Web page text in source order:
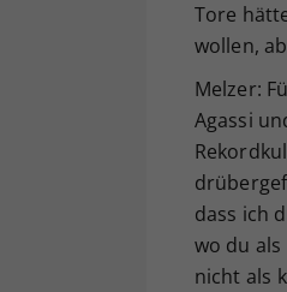
Tore
wollen,
Melzer:
Agassi
dass ich
wo du
nicht als